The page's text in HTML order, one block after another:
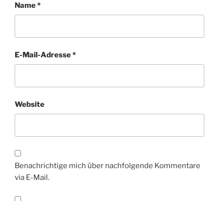
Name*
E-Mail-Adresse*
Website
Benachrichtige mich über nachfolgende Kommentare
via E-Mail.